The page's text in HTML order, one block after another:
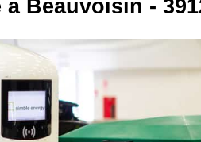
Beauvoisin -